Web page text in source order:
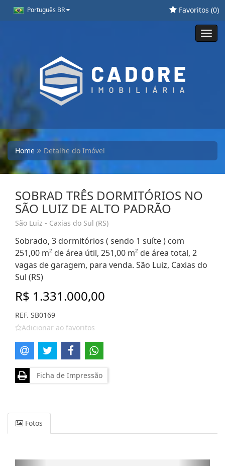
Português BR Favoritos (0)
Home Detalhe do Imóvel
SOBRAD TRÊS DORMITÓRIOS NO
SÃO LUIZ DE ALTO PADRÃO
São Luiz - Caxias do Sul (RS)
Sobrado, 3 dormitórios ( sendo 1 suíte ) com
251,00 m² de área útil, 251,00 m² de área total, 2
vagas de garagem, para venda. São Luiz, Caxias do
Sul (RS)
R$ 1.331.000,00
REF. SB0169
Adicionar ao favoritos
Ficha de Impressão
Fotos